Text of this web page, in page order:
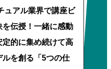
ュアル業界で講座ビ
伝授！一緒に感動
的に集め続けて高
を創る「5つの仕